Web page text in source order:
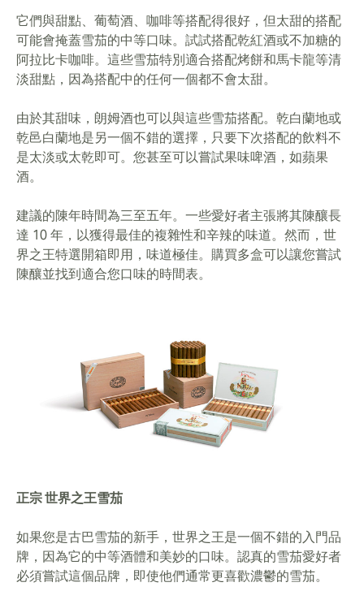
它們與甜點、葡萄酒、咖啡等搭配得很好，但太甜的搭配
可能會掩蓋雪茄的中等口味。試試搭配乾紅酒或不加糖的
阿拉比卡咖啡。這些雪茄特別適合搭配烤餅和馬卡龍等清
淡甜點，因為搭配中的任何一個都不會太甜。
由於其甜味，朗姆酒也可以與這些雪茄搭配。乾白蘭地或
乾邑白蘭地是另一個不錯的選擇，只要下次搭配的飲料不
是太淡或太乾即可。您甚至可以嘗試果味啤酒，如蘋果
酒。
建議的陳年時間為三至五年。一些愛好者主張將其陳釀長
達 10 年，以獲得最佳的複雜性和辛辣的味道。然而，世
界之王特選開箱即用，味道極佳。購買多盒可以讓您嘗試
陳釀並找到適合您口味的時間表。
正宗 世界之王雪茄
如果您是古巴雪茄的新手，世界之王是一個不錯的入門品
牌，因為它的中等酒體和美妙的口味。認真的雪茄愛好者
必須嘗試這個品牌，即使他們通常更喜歡濃鬱的雪茄。